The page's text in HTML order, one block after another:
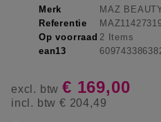
Merk
MAZ
Referentie
Op voorraad 2 Items
ean13
excl. btw € 169,00
incl. btw € 204,49